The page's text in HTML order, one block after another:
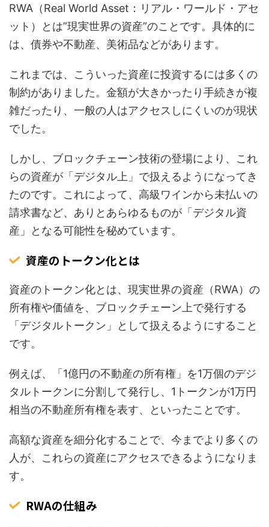
RWA（Real World Asset：リアル・ワールド・アセ
ット）とは”現実世界の資産”のことです。具体的に
は、債券や不動産、美術品などがあります。
これまでは、こういった資産に投資するには多くの
制約がありました。金額が大きかったり手続きが複
雑だったり、一般の人はアクセスしにくいのが現状
でした。
しかし、ブロックチェーン技術の登場により、これ
らの資産が「デジタル上」で扱えるようになってき
たのです。これによって、高級ワインから未払いの
請求書など、ありとあらゆるものが「デジタル資
産」となる可能性を秘めています。
資産のトークン化とは
資産のトークン化とは、現実世界の資産（RWA）の
所有権や価値を、ブロックチェーン上で発行する
「デジタルトークン」として扱えるようにすること
です。
例えば、「1億円の不動産の所有権」を1万個のデジ
タルトークンに分割して発行し、1トークンが1万円
相当の不動産所有権を表す、といったことです。
高額な資産を細分化することで、今までより多くの
人が、これらの資産にアクセスできるようになりま
す。
RWAの仕組み